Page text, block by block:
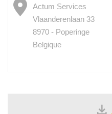
Actum Services
Vlaanderenlaan 33
8970 - Poperinge
Belgique